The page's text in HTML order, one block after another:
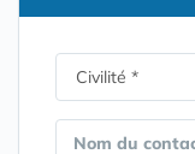
Nom du